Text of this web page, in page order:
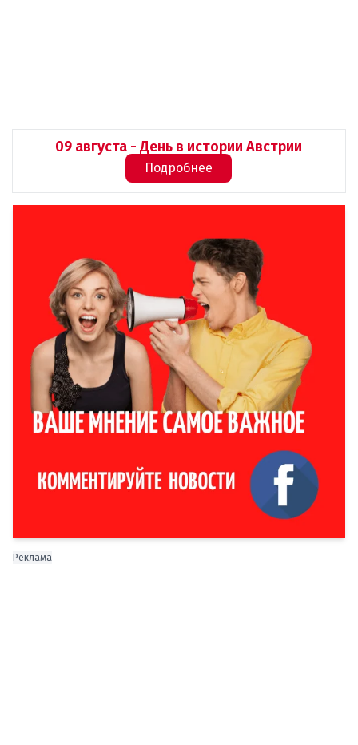
09 августа - День в истории Австрии
Подробнее
Реклама